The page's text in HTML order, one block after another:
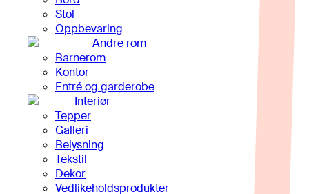
Stol
Oppbevaring
Andre rom
Barnerom
Kontor
Entré og garderobe
Interiør
Tepper
Galleri
Belysning
Tekstil
Dekor
Vedlikeholdsprodukter